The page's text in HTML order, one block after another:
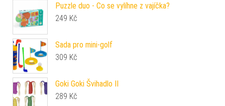
Puzzle duo - Co se vylíhne z vajíčka?
249 Kč
Sada pro mini-golf
309 Kč
Goki Goki Švihadlo II
289 Kč